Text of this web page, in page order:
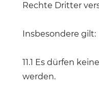
Rechte Dritter
Insbesondere gilt:
11.1 Es dürfen
werden.